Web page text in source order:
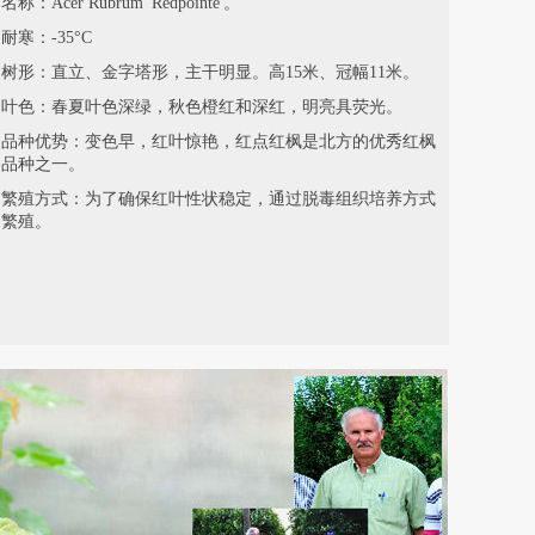
耐寒：-35°C
树形：直立、金字塔形，主干明显。高15米、冠幅11米。
叶色：春夏叶色深绿，秋色橙红和深红，明亮具荧光。
品种优势：变色早，红叶惊艳，红点红枫是北方的优秀红枫
品种之一。
繁殖方式：为了确保红叶性状稳定，通过脱毒组织培养方式
繁殖。